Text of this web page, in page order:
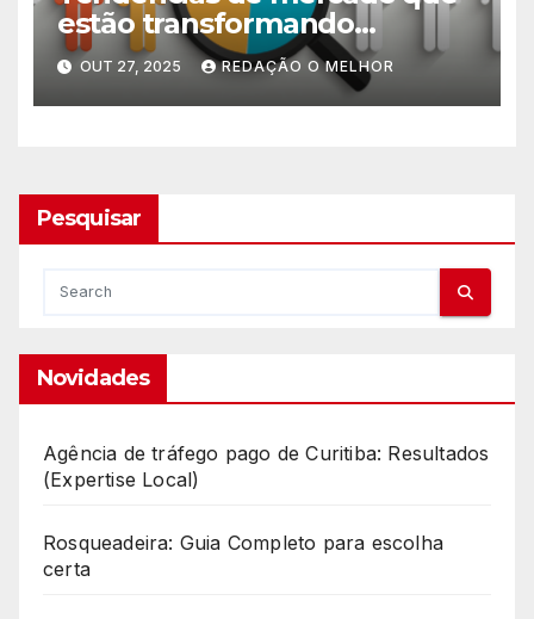
estão transformando
pequenos negócios
OUT 27, 2025 REDAÇÃO O MELHOR
Pesquisar
Novidades
Agência de tráfego pago de Curitiba: Resultados
(Expertise Local)
Rosqueadeira: Guia Completo para escolha
certa